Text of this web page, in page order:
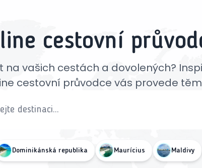
cestovní
na vašich cestách a dovolených?
cestovní průvodce vás provede
Dominikánská republika Maurícius Maldivy